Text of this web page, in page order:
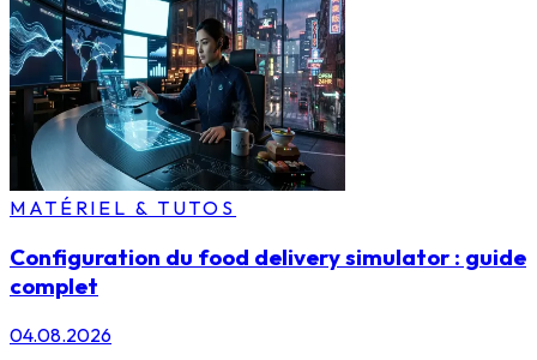
MATÉRIEL & TUTOS
Configuration du food delivery simulator : guide
complet
04.08.2026